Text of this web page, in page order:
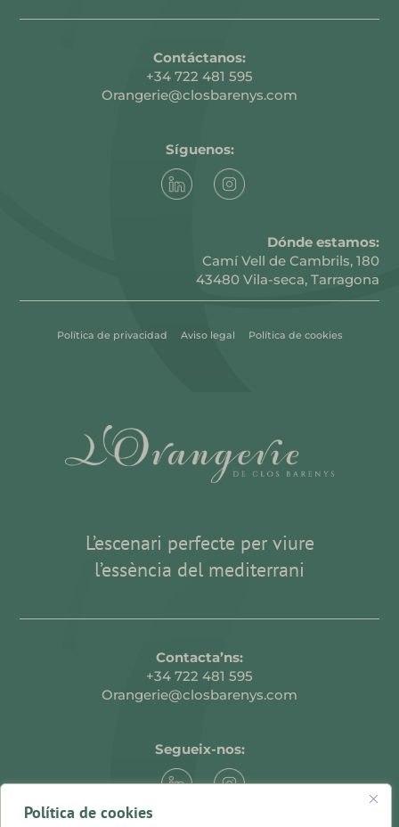
Política de cookies
Contáctanos:
+34 722 481 595
Orangerie@closbarenys.com
Síguenos:
Dónde estamos:
Camí Vell de Cambrils, 180
43480 Vila-seca, Tarragona
Política de privacidad Aviso legal Política de cookies
L’escenari perfecte per viure
l’essència del mediterrani
Contacta’ns:
+34 722 481 595
Orangerie@closbarenys.com
Segueix-nos: